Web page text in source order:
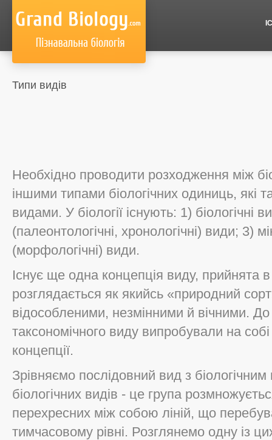
Типи видів
Необхідно проводити розходження між
іншими типами біологічних одиниць, які
видами. У біології існують: 1) біологічні
(палеонтологічні, хронологічні) види; 3)
(морфологічні) види.
Існує ще одна концепція виду, прийнята
розглядається як якийсь «природний
відособленими, незмінними й вічними.
таксономічного виду випробували на
концепції.
Зрівняємо послідовний вид з
біологічних видів - це група
перехресних між собою ліній, що
тимчасовому рівні. Розглянемо одну із